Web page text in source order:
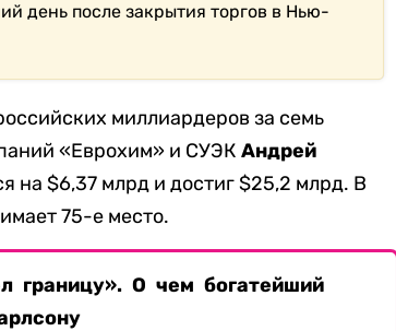
день после закрытия торгов в Нью-
миллиардеров за семь
«Еврохим» и СУЭКАндрей
на $6,37 млрд и достиг $25,2 млрд. В
75-е место.
границу». О чем богатейший